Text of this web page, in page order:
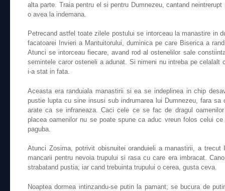
alta parte. Traia pentru el si pentru Dumnezeu, cantand
o avea la indemana.
Petrecand astfel toate zilele postului se intorceau la manastire in
facatoarei Invieri a Mantuitorului, duminica pe care Biserica a
Atunci se intorceau fiecare, avand rod al ostenelilor sale
semintele caror osteneli a adunat. Si nimeni nu intreba pe
i-a stat in fata.
Aceasta era randuiala manastirii si ea se indeplinea in chip
pustie lupta cu sine insusi sub indrumarea lui Dumnezeu, fara
arate ca se infraneaza. Caci cele ce se fac de dragul
placea oamenilor nu se poate spune ca aduc vreun folos celui
paguba.
Atunci Zosima, potrivit obisnuitei oranduieli a manastirii, a trecut
mancarii pentru nevoia trupului si rasa cu care era imbracat.
strabatand pustia; iar cand trebuinta trupului o cerea, gusta ceva.
Noaptea dormea intinzandu-se putin la pamant; se bucura de